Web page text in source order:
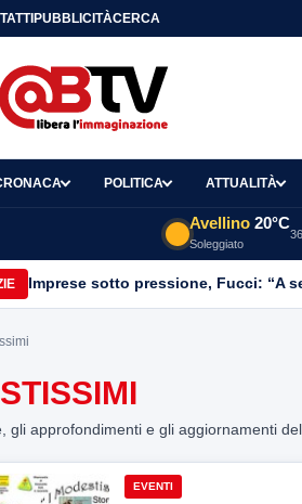
PUBBLICITÀCERCA
POLITICA ATTUALITÀ
Avellino 20°C
Soleggiato
Imprese sotto pressione, Fucci: “A
gli approfondimenti e gli aggiornamenti
EVENTI